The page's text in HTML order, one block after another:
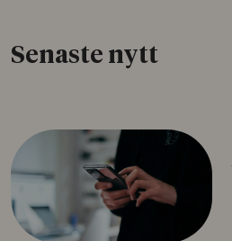
Senaste nytt